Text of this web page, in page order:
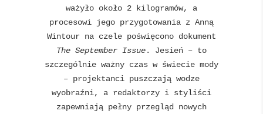
ważyło około 2 kilogramów, a
procesowi jego przygotowania z Anną
Wintour na czele poświęcono dokument
The September Issue. Jesień – to
szczególnie ważny czas w świecie mody
– projektanci puszczają wodze
wyobraźni, a redaktorzy i styliści
zapewniają pełny przegląd nowych